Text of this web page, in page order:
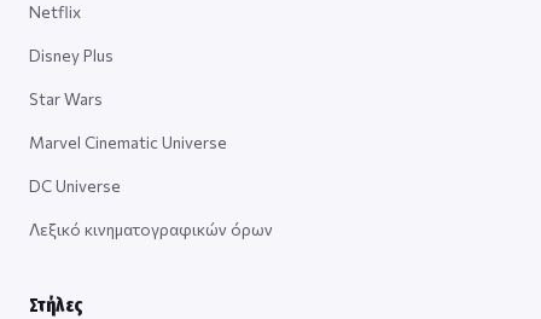
Netflix
Disney Plus
Star Wars
Marvel Cinematic Universe
DC Universe
Λεξικό κινηματογραφικών όρων
Στήλες